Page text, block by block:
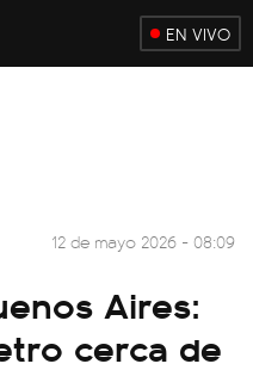
EN VIVO
12 de mayo 2026 - 08:09
Aires:
cerca de